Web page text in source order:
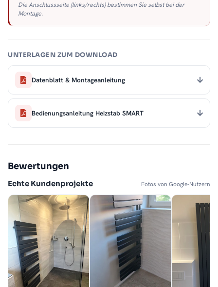
Die Anschlussseite (links/rechts) bestimmen Sie selbst bei der
Montage.
UNTERLAGEN ZUM DOWNLOAD
Datenblatt & Montageanleitung
Bedienungsanleitung Heizstab SMART
Bewertungen
Echte Kundenprojekte Fotos von Google-Nutzern